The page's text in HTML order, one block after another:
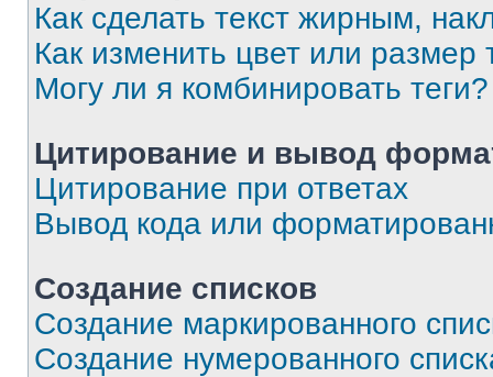
Как сделать текст жирным,
Как изменить цвет или размер
Могу ли я комбинировать теги?
Цитирование и вывод
Цитирование при ответах
Вывод кода или
Создание списков
Создание маркированного
Создание нумерованного